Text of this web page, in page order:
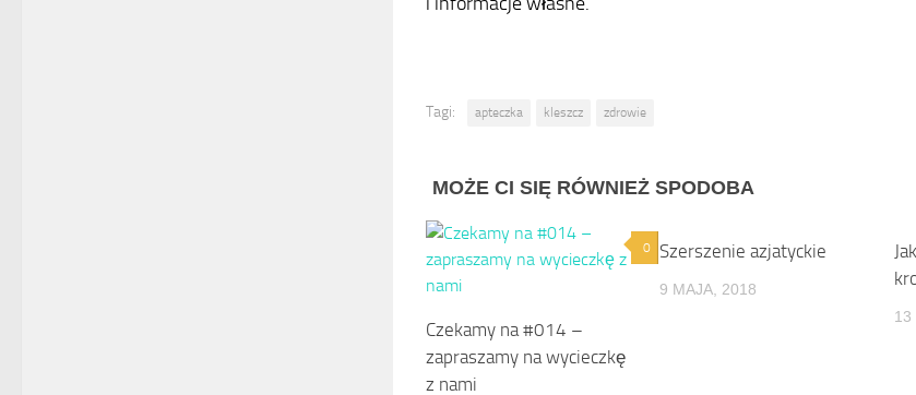
Tagi: apteczka kleszcz zdrowie
MOŻE CI SIĘ RÓWNIEŻ SPODOBA
0
Czekamy na #014 –
zapraszamy na wycieczkę
z nami
Szerszenie azjatyckie
9 MAJA, 2018
13